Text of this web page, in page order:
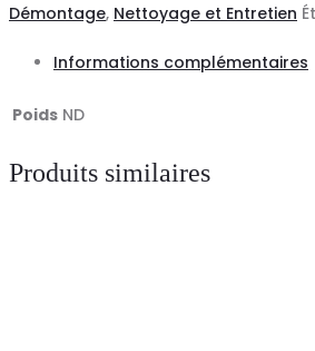
4570
Démontage, Nettoyage et Entretien
Informations complémentaires
Poids ND
Produits similaires